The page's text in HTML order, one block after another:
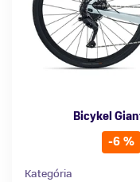
Bicykel
-6 %
Kategória